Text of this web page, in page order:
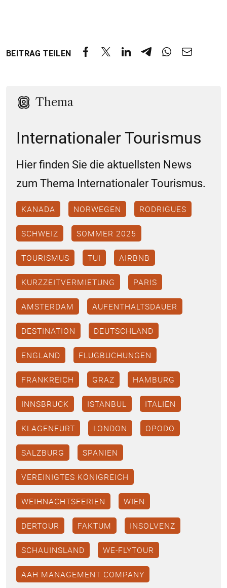
BEITRAG TEILEN
Thema
Internationaler Tourismus
Hier finden Sie die aktuellsten News
zum Thema Internationaler Tourismus.
KANADA NORWEGEN RODRIGUES
SCHWEIZ SOMMER 2025
TOURISMUS TUI AIRBNB
KURZZEITVERMIETUNG PARIS
AMSTERDAM AUFENTHALTSDAUER
DESTINATION DEUTSCHLAND
ENGLAND FLUGBUCHUNGEN
FRANKREICH GRAZ HAMBURG
INNSBRUCK ISTANBUL ITALIEN
KLAGENFURT LONDON OPODO
SALZBURG SPANIEN
VEREINIGTES KÖNIGREICH
WEIHNACHTSFERIEN WIEN
DERTOUR FAKTUM INSOLVENZ
SCHAUINSLAND WE-FLYTOUR
AAH MANAGEMENT COMPANY